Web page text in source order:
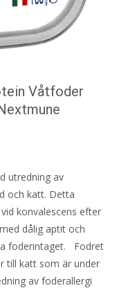
Våtfoder
utredning av
och katt. Detta
konvalescens efter
dålig aptit och
foderintaget. Fodret
till katt som är under
av foderallergi